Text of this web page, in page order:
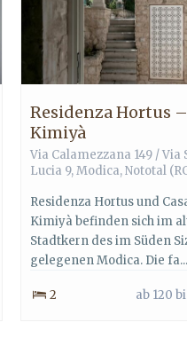
Residenza Hortus –
Kimiyà
Via Calamezzana 149 / Via
Lucia 9,Modica,Nototal
Residenza Hortus und
Kimiyà befinden sich im
Stadtkern des im Süden
gelegenen Modica. Die fa...
2 ab 120